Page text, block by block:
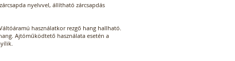
nyelvvel, állítható zárcsapdás
használatkor rezgő hang hallható.
Ajtóműködtető használata esetén a